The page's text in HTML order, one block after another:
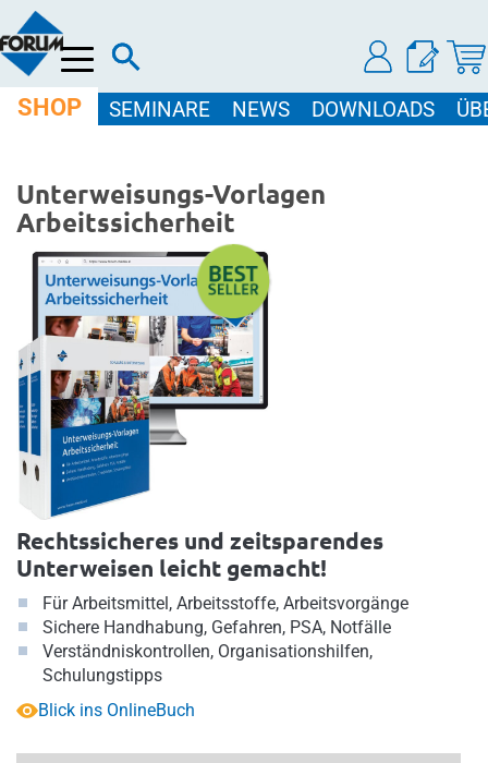
Menü
SHOP SEMINARE NEWS DOWNLOADS
Unterweisungs-Vorlagen
Arbeitssicherheit
Rechtssicheres und zeitsparendes
Unterweisen leicht gemacht!
Für Arbeitsmittel, Arbeitsstoffe, Arbeitsvorgänge
Sichere Handhabung, Gefahren, PSA, Notfälle
Verständniskontrollen, Organisationshilfen,
Schulungstipps
Blick ins OnlineBuch